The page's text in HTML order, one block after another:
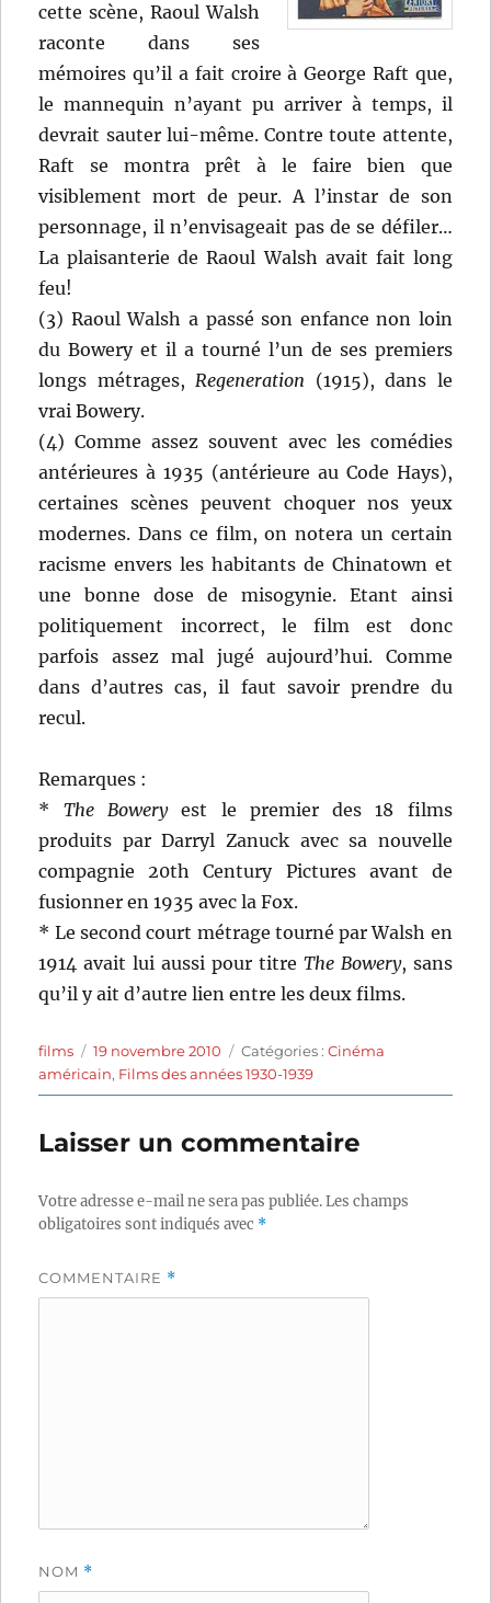
cette scène, Raoul Walsh
raconte dans ses
mémoires qu’il a fait croire à George Raft que,
le mannequin n’ayant pu arriver à temps, il
devrait sauter lui-même. Contre toute attente,
Raft se montra prêt à le faire bien que
visiblement mort de peur. A l’instar de son
personnage, il n’envisageait pas de se défiler…
La plaisanterie de Raoul Walsh avait fait long
feu!
(3) Raoul Walsh a passé son enfance non loin
du Bowery et il a tourné l’un de ses premiers
longs métrages,Regeneration (1915), dans le
vrai Bowery.
(4) Comme assez souvent avec les comédies
antérieures à 1935 (antérieure au Code Hays),
certaines scènes peuvent choquer nos yeux
modernes. Dans ce film, on notera un certain
racisme envers les habitants de Chinatown et
une bonne dose de misogynie. Etant ainsi
politiquement incorrect, le film est donc
parfois assez mal jugé aujourd’hui. Comme
dans d’autres cas, il faut savoir prendre du
recul.
Remarques :
* The Boweryest le premier des 18 films
produits par Darryl Zanuck avec sa nouvelle
compagnie 20th Century Pictures avant de
fusionner en 1935 avec la Fox.
* Le second court métrage tourné par Walsh en
1914 avait lui aussi pour titre The Bowery, sans
qu’il y ait d’autre lien entre les deux films.
Auteur
films
Publié
le
19 novembre 2010 Catégories
Catégories :Cinéma
américain, Films des années 1930-1939
Laisser un commentaire
Votre adresse e-mail ne sera pas publiée.Les champs
obligatoires sont indiqués avec *
COMMENTAIRE *
NOM *